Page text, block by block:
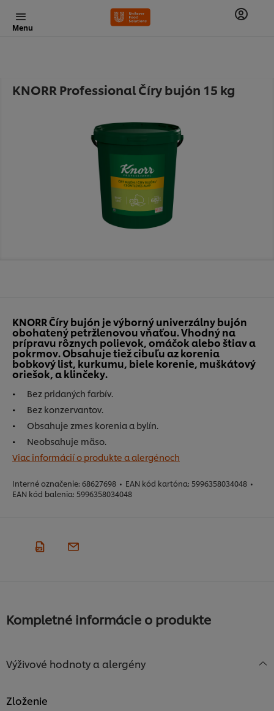
Menu
KNORR Professional Číry bujón 15 kg
KNORR Číry bujón je výborný univerzálny bujón
obohatený petržlenovou vňaťou. Vhodný na
prípravu rôznych polievok, omáčok alebo štiav a
pokrmov. Obsahuje tiež cibuľu az korenia
bobkový list, kurkumu, biele korenie, muškátový
oriešok, a klinčeky.
Bez pridaných farbív.
Bez konzervantov.
Obsahuje zmes korenia a bylín.
Neobsahuje mäso.
Viac informácií o produkte a alergénoch
Interné označenie: 68627698 • EAN kód kartóna: 5996358034048 •
EAN kód balenia: 5996358034048
Kompletné informácie o produkte
Výživové hodnoty a alergény
Zloženie